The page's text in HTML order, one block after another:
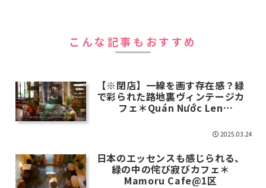
こんな記事もおすすめ
【※閉店】一線を画す存在感？緑
で彩られた路地裏ヴィンテージカ
フェ＊Quán Nước Len
2025.03.24
日本のエッセンスも感じられる、
緑の中の侘び寂びカフェ＊
Mamoru Cafe@1区